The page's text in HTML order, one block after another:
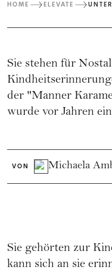
HOME ELEVATE
Sie stehen für
der "Manner
wurde vor Jahren
VON Michaela
Sie gehörten zur
kann sich an sie